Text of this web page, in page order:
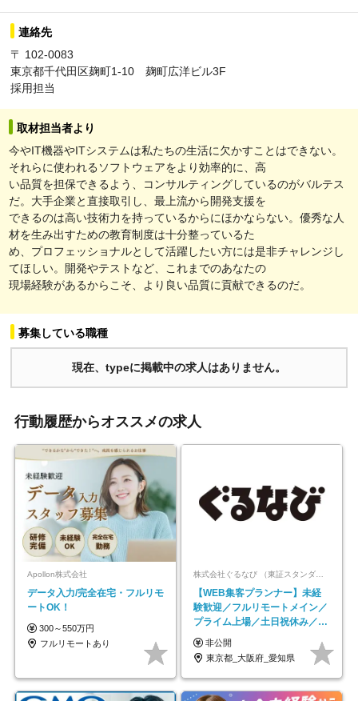
連絡先
〒 102-0083
東京都千代田区麹町1-10 麹町広洋ビル3F
採用担当
取材担当者より
今やIT機器やITシステムは私たちの生活に欠かすことはできない。
それらに使われるソフトウェアをより効率的に、高
い品質を担保できるよう、コンサルティングしているのがバルテス
だ。大手企業と直接取引し、最上流から開発支援を
できるのは高い技術力を持っているからにほかならない。優秀な人
材を生み出すための教育制度は十分整っているた
め、プロフェッショナルとして活躍したい方には是非チャレンジし
てほしい。開発やテストなど、これまでのあなたの
現場経験があるからこそ、より良い品質に貢献できるのだ。
募集している職種
現在、typeに掲載中の求人はありません。
行動履歴からオススメの求人
Apollon株式会社
データ入力/完全在宅・フルリモ
ートOK！
300～550万円
フルリモートあり
株式会社ぐるなび （東証スタンダード上場）
【WEB集客プランナー】未経
験歓迎／フルリモートメイン／
プライム上場／土日祝休み／東
京・大阪・名古屋
非公開
東京都_大阪府_愛知県